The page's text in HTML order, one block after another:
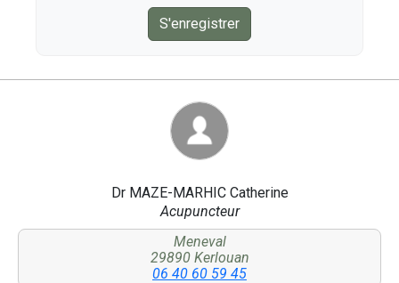
S'enregistrer
Dr MAZE-MARHIC Catherine
Acupuncteur
Meneval
29890 Kerlouan
06 40 60 59 45